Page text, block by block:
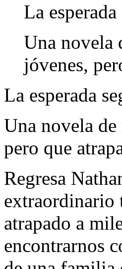
La
Una novela
jóvenes,
La esperada
Una novela de
pero que
Regresa
extraordinario
atrapado a
encontrarnos